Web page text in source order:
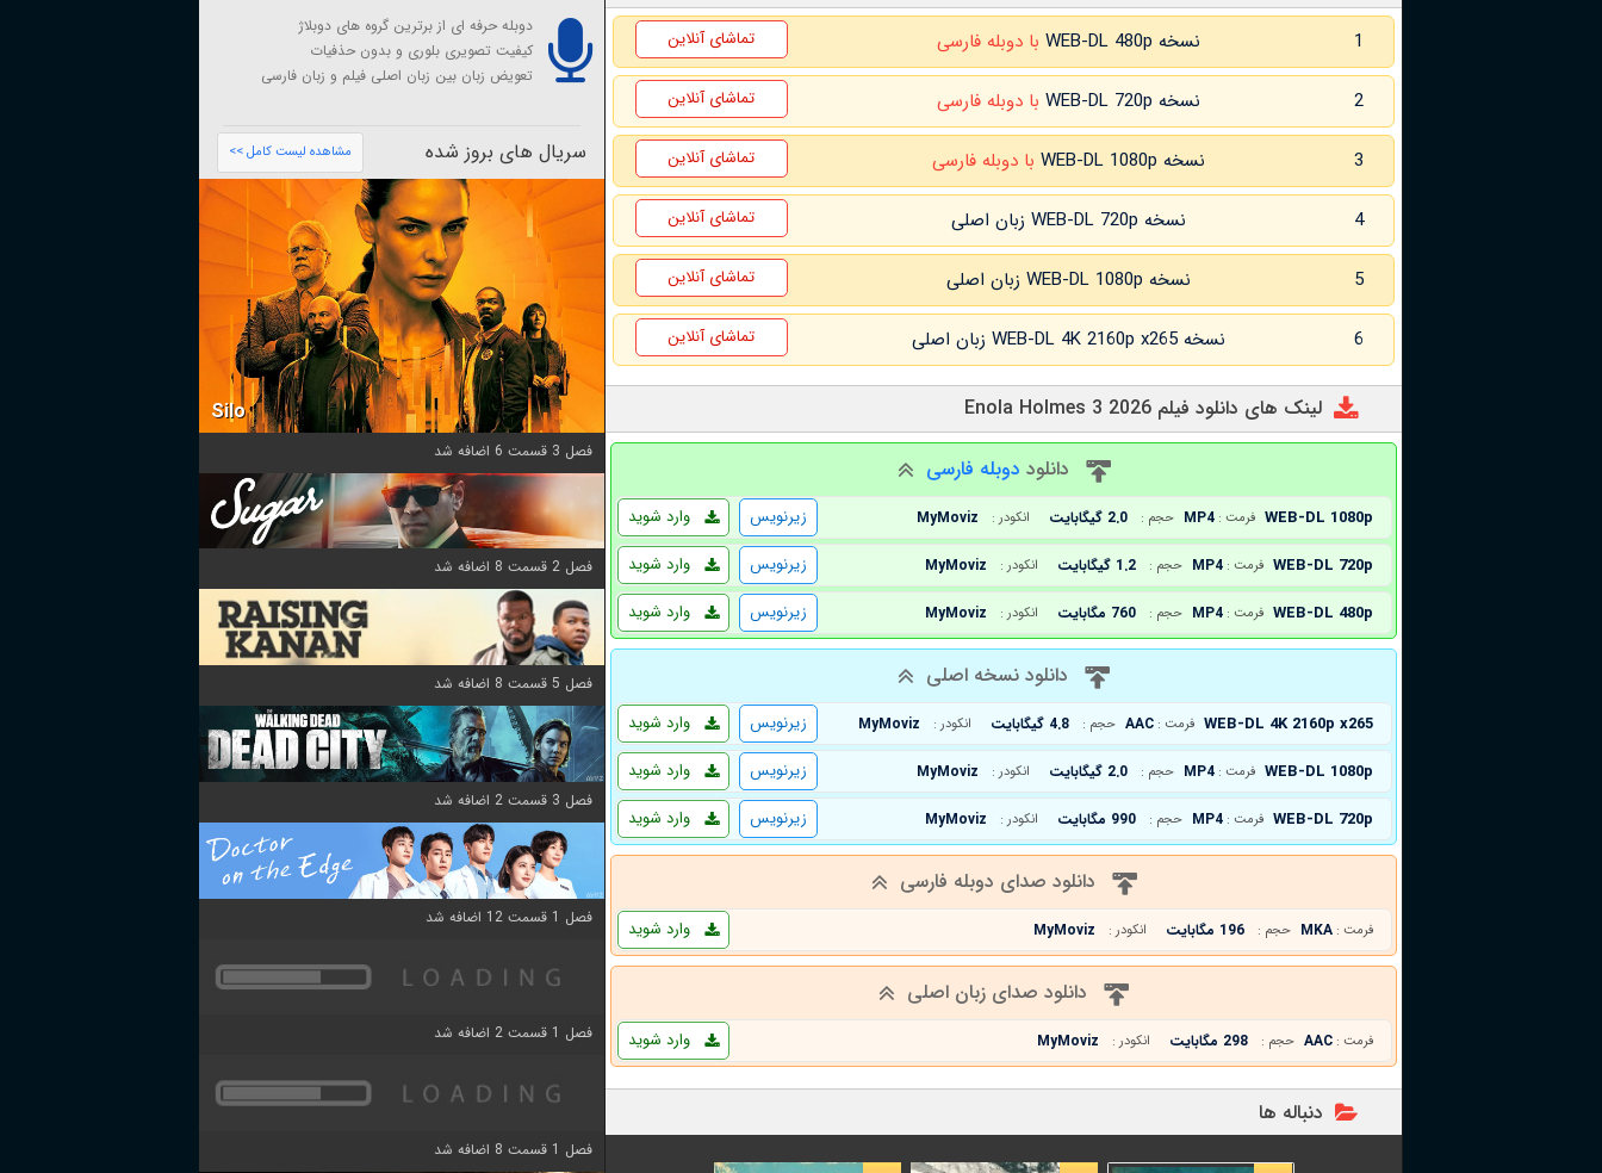
1 نسخه WEB-DL 480p با دوبله فارسی تماشای آنلاین
2 نسخه WEB-DL 720p با دوبله فارسی تماشای آنلاین
3 نسخه WEB-DL 1080p با دوبله فارسی تماشای آنلاین
4 نسخه WEB-DL 720p زبان اصلی تماشای آنلاین
5 نسخه WEB-DL 1080p زبان اصلی تماشای آنلاین
6 نسخه WEB-DL 4K 2160p x265 زبان اصلی تماشای آنلاین
لینک های دانلود فیلم Enola Holmes 3 2026
دانلود دوبله فارسی
WEB-DL 1080p فرمت : MP4 حجم : 2.0 گیگابایت انکودر : MyMoviz وارد شوید
زیرنویس
WEB-DL 720p فرمت : MP4 حجم : 1.2 گیگابایت انکودر : MyMoviz وارد شوید
زیرنویس
WEB-DL 480p فرمت : MP4 حجم : 760 مگابایت انکودر : MyMoviz وارد شوید زیرنویس
دانلود نسخه اصلی
WEB-DL 4K 2160p x265 فرمت : AAC حجم : 4.8 گیگابایت انکودر : MyMoviz وارد شوید
زیرنویس
WEB-DL 1080p فرمت : MP4 حجم : 2.0 گیگابایت انکودر : MyMoviz وارد شوید
زیرنویس
WEB-DL 720p فرمت : MP4 حجم : 990 مگابایت انکودر : MyMoviz وارد شوید زیرنویس
دانلود صدای دوبله فارسی
فرمت : MKA حجم : 196 مگابایت انکودر : MyMoviz وارد شوید
دانلود صدای زبان اصلی
فرمت : AAC حجم : 298 مگابایت انکودر : MyMoviz وارد شوید
دنباله ها
دوبله حرفه ای از برترین گروه های دوبلاژ
کیفیت تصویری بلوری و بدون حذفیات
تعویض زبان بین زبان اصلی فیلم و زبان فارسی
سریال های بروز شده مشاهده لیست کامل >>
Silo
فصل 3 قسمت 6 اضافه شد
فصل 2 قسمت 8 اضافه شد
فصل 5 قسمت 8 اضافه شد
فصل 3 قسمت 2 اضافه شد
فصل 1 قسمت 12 اضافه شد
فصل 1 قسمت 2 اضافه شد
فصل 1 قسمت 8 اضافه شد